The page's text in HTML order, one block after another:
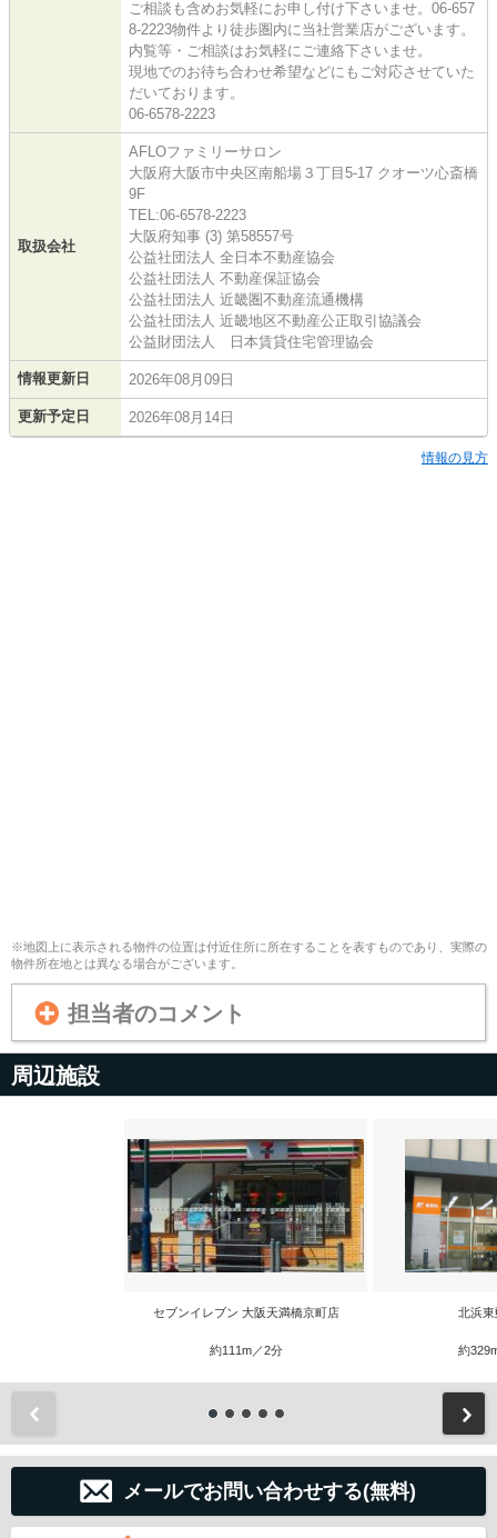
ご相談も含めお気軽にお申し付け下さいませ。06-657
8-2223物件より徒歩圏内に当社営業店がございます。
内覧等・ご相談はお気軽にご連絡下さいませ。
現地でのお待ち合わせ希望などにもご対応させていた
だいております。
06-6578-2223
取扱会社
AFLOファミリーサロン
大阪府大阪市中央区南船場３丁目5-17 クオーツ心斎橋
9F
TEL:06-6578-2223
大阪府知事 (3) 第58557号
公益社団法人 全日本不動産協会
公益社団法人 不動産保証協会
公益社団法人 近畿圏不動産流通機構
公益社団法人 近畿地区不動産公正取引協議会
公益財団法人 日本賃貸住宅管理協会
情報更新日 2026年08月09日
更新予定日 2026年08月14日
情報の見方
※地図上に表示される物件の位置は付近住所に所在することを表すものであり、実際の
物件所在地とは異なる場合がございます。
担当者のコメント
周辺施設
セブンイレブン 大阪天満橋京町店
約111m／2分
北浜東
約
メールでお問い合わせする(無料)